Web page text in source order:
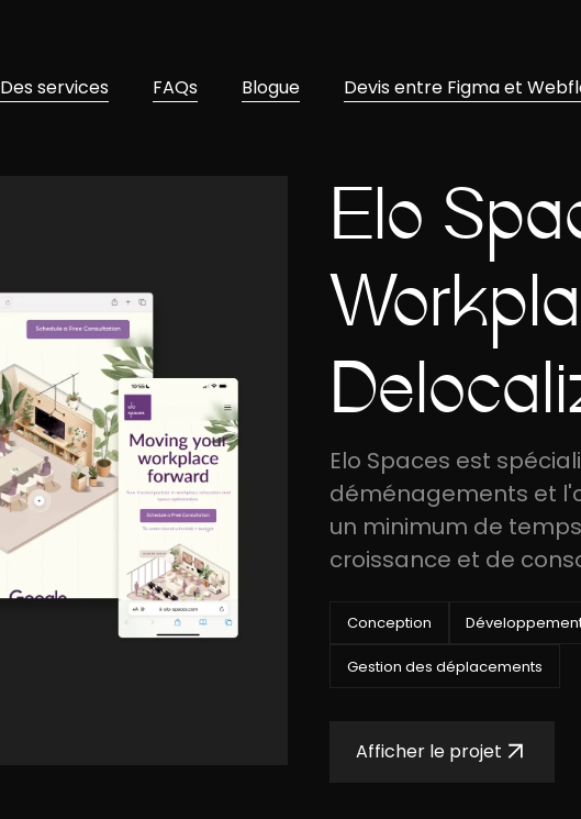
Des services FAQs Blogue Devis entre Figma et
Elo
Elo Spaces est
déménagements et
un minimum de
croissance et de
Conception
Gestion des déplacements
Afficher le projet